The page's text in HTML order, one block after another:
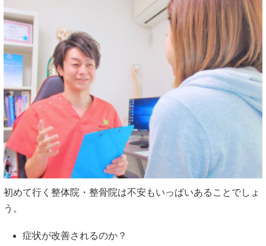
初めて行く整体院・整骨院は不安もいっぱいあることでしょ
う。
症状が改善されるのか？